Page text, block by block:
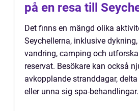
på en resa till
Det finns en mängd olika
Seychellerna, inklusive
vandring, camping och
reservat. Besökare kan också
avkopplande stranddagar,
eller unna sig spa-behandlingar.